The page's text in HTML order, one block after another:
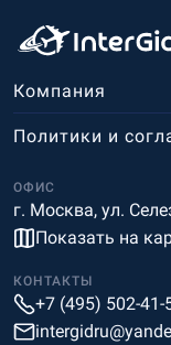
Компания
ОФИС
г. Москва, ул.
Показать на
Политики и
КОНТАКТЫ
+7 (495) 502-41-